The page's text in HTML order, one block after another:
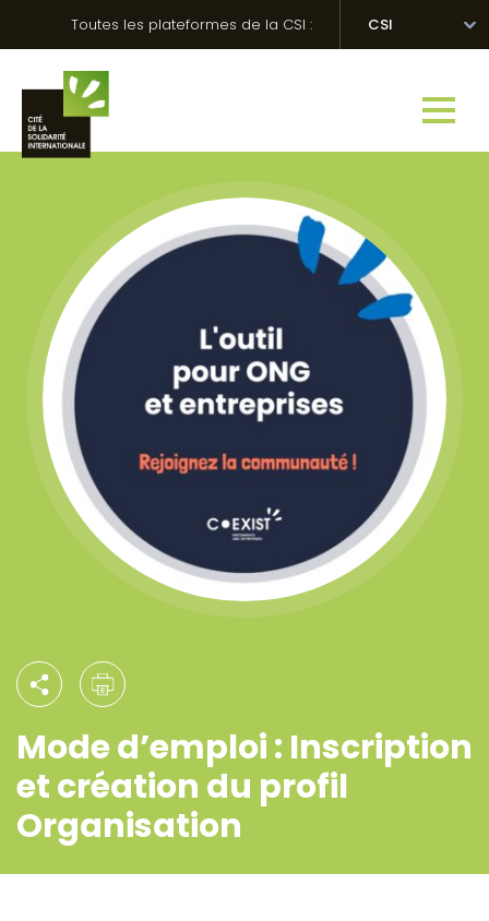
Toutes les plateformes de la CSI : CSI
Mode d’emploi : Inscription
et création du profil
Organisation